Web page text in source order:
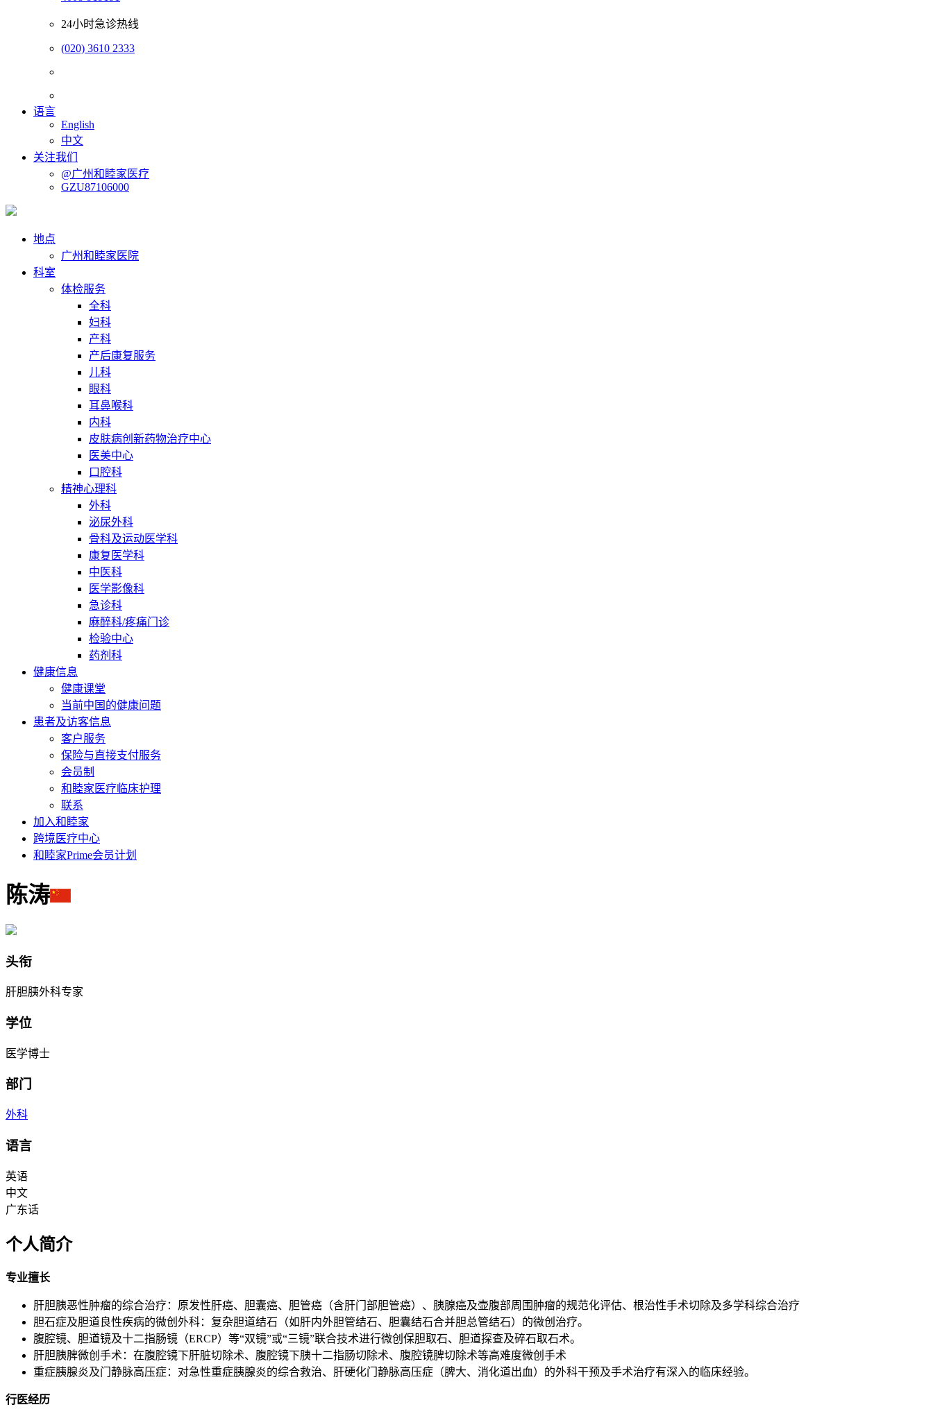
24小时急诊热线
(020) 3610 2333
语言
English
中文
关注我们
@广州和睦家医疗
GZU87106000
地点
广州和睦家医院
科室
体检服务
全科
妇科
产科
产后康复服务
儿科
眼科
耳鼻喉科
内科
皮肤病创新药物治疗中心
医美中心
口腔科
精神心理科
外科
泌尿外科
骨科及运动医学科
康复医学科
中医科
医学影像科
急诊科
麻醉科/疼痛门诊
检验中心
药剂科
健康信息
健康课堂
当前中国的健康问题
患者及访客信息
客户服务
保险与直接支付服务
会员制
和睦家医疗临床护理
联系
加入和睦家
跨境医疗中心
和睦家Prime会员计划
陈涛
头衔
肝胆胰外科专家
学位
医学博士
部门
外科
语言
英语
中文
广东话
个人简介
专业擅长
肝胆胰恶性肿瘤的综合治疗：原发性肝癌、胆囊癌、胆管癌（含肝门部胆管癌）、胰腺癌及壶腹部周围肿瘤的规范化评估、根治性手术切除及多学科综合治疗
胆石症及胆道良性疾病的微创外科：复杂胆道结石（如肝内外胆管结石、胆囊结石合并胆总管结石）的微创治疗。
腹腔镜、胆道镜及十二指肠镜（ERCP）等“双镜”或“三镜”联合技术进行微创保胆取石、胆道探查及碎石取石术。
肝胆胰脾微创手术：在腹腔镜下肝脏切除术、腹腔镜下胰十二指肠切除术、腹腔镜脾切除术等高难度微创手术
重症胰腺炎及门静脉高压症：对急性重症胰腺炎的综合救治、肝硬化门静脉高压症（脾大、消化道出血）的外科干预及手术治疗有深入的临床经验。
行医经历